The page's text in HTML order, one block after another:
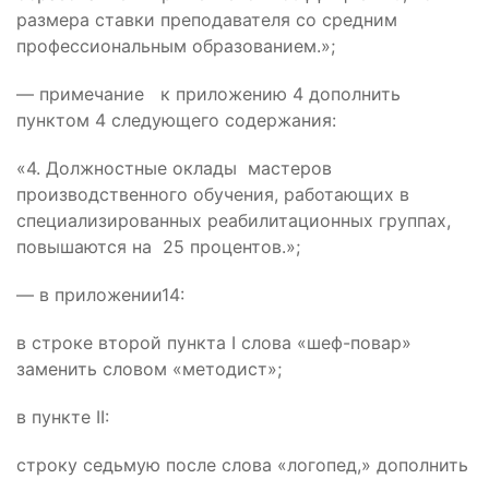
размера ставки преподавателя со средним
профессиональным образованием.»;
— примечание к приложению 4 дополнить
пунктом 4 следующего содержания:
«4. Должностные оклады мастеров
производственного обучения, работающих в
специализированных реабилитационных группах,
повышаются на 25 процентов.»;
— в приложении14:
в строке второй пункта I слова «шеф-повар»
заменить словом «методист»;
в пункте II:
строку седьмую после слова «логопед,» дополнить